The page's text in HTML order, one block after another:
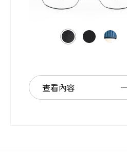
查看內容